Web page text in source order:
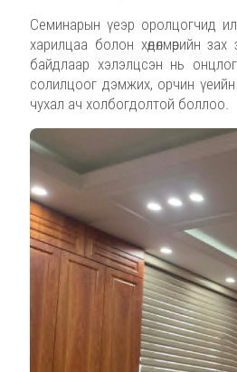
Семинарын үеэр оролцогчид
харилцаа болон хөдөлмөрийн
байдлаар хэлэлцсэн нь
солилцоог дэмжих, орчин
чухал ач холбогдолтой боллоо.